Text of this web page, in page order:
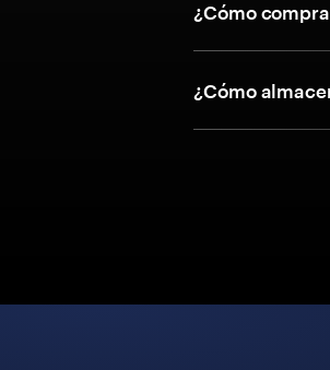
¿Cómo
¿Cómo